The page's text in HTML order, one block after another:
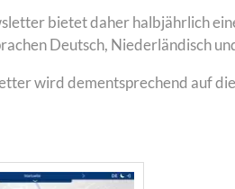
bietet daher halbjährlich
Deutsch, Niederländisch
wird dementsprechend auf